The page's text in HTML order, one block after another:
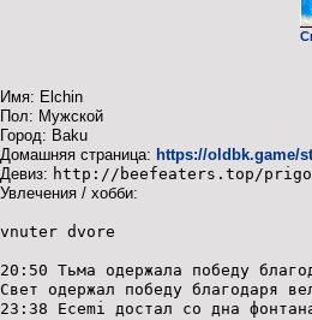
Имя: Elchin
Пол: Мужской
Город: Baku
Домашняя страница: https://oldbk.game/
Девиз: http://beefeaters.top/
Увлечения / хобби:
vnuter dvore
20:50 Тьма одержала победу
Свет одержал победу благодаря
23:38 Ecemi достал со дна